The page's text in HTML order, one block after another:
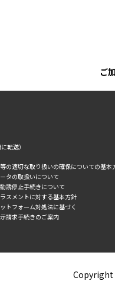
ご
転送）
の適切な取り扱いの確保についての基本
タの取扱いについて
誘停止手続きについて
スメントに対する基本方針
トフォーム対処法に基づく
請求手続きのご案内
Copyright